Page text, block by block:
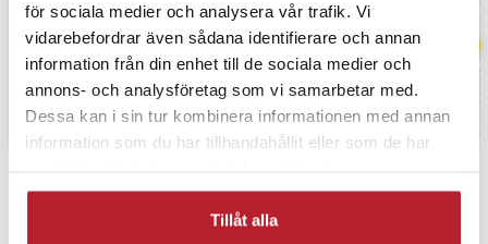
för sociala medier och analysera vår trafik. Vi
vidarebefordrar även sådana identifierare och annan
information från din enhet till de sociala medier och
annons- och analysföretag som vi samarbetar med.
Dessa kan i sin tur kombinera informationen med annan
information som du har tillhandahållit eller som de har
Tillåt alla
PRISGARANTI